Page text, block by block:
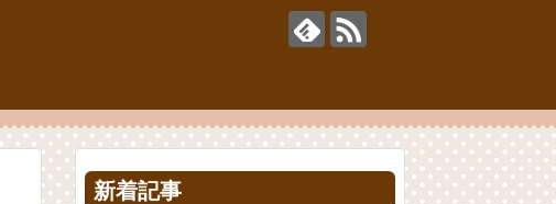
新着記事